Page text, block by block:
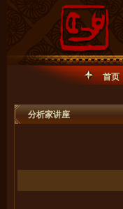
首页
分析家讲座